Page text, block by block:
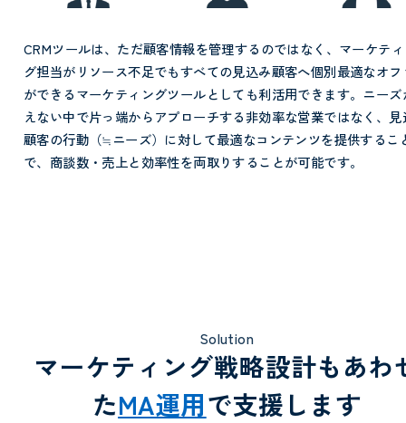
CRMツールは、ただ顧客情報を管理するのではなく、マーケテ
グ担当がリソース不足でもすべての見込み顧客へ個別最適なオフ
ができるマーケティングツールとしても利活用できます。ニーズ
えない中で片っ端からアプローチする非効率な営業ではなく、見
顧客の行動（≒ニーズ）に対して最適なコンテンツを提供するこ
で、商談数・売上と効率性を両取りすることが可能です。
Solution
マーケティング戦略設計もあわ
たMA運用で支援します